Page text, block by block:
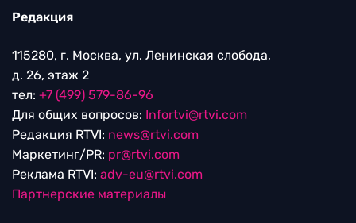
Редакция
115280, г. Москва, ул. Ленинская слобода,
д. 26, этаж 2
тел: +7 (499) 579-86-96
Для общих вопросов: Infortvi@rtvi.com
Редакция RTVI: news@rtvi.com
Маркетинг/PR: pr@rtvi.com
Реклама RTVI: adv-eu@rtvi.com
Партнерские материалы